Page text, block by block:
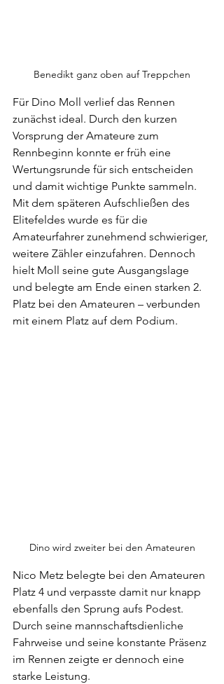
Benedikt ganz oben auf Treppchen
Für Dino Moll verlief das Rennen
zunächst ideal. Durch den kurzen
Vorsprung der Amateure zum
Rennbeginn konnte er früh eine
Wertungsrunde für sich entscheiden
und damit wichtige Punkte sammeln.
Mit dem späteren Aufschließen des
Elitefeldes wurde es für die
Amateurfahrer zunehmend schwieriger,
weitere Zähler einzufahren. Dennoch
hielt Moll seine gute Ausgangslage
und belegte am Ende einen starken 2.
Platz bei den Amateuren – verbunden
mit einem Platz auf dem Podium.
Dino wird zweiter bei den Amateuren
Nico Metz belegte bei den Amateuren
Platz 4 und verpasste damit nur knapp
ebenfalls den Sprung aufs Podest.
Durch seine mannschaftsdienliche
Fahrweise und seine konstante Präsenz
im Rennen zeigte er dennoch eine
starke Leistung.